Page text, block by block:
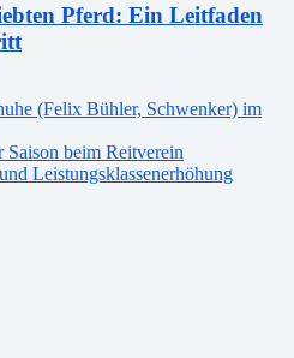
Pferd: Ein Leitfaden
(Felix Bühler, Schwenker) im
Saison beim Reitverein
Leistungsklassenerhöhung